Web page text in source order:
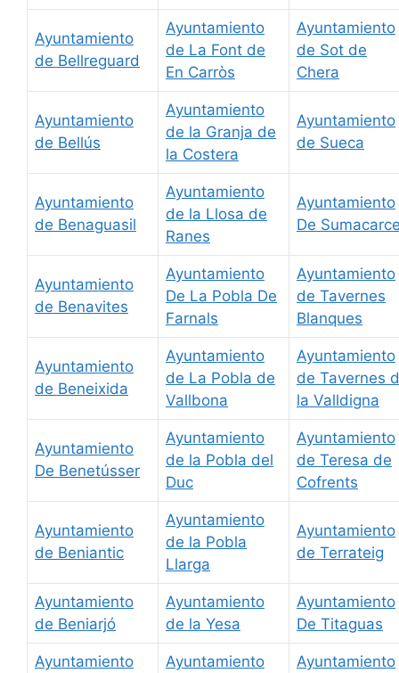
Ayuntamiento
de Bellreguard
Ayuntamiento
de La Font de
En Carròs
Ayuntamiento
de Sot de
Chera
Ayuntamiento
de Bellús
Ayuntamiento
de la Granja de
la Costera
Ayuntamiento
de Sueca
Ayuntamiento
de Benaguasil
Ayuntamiento
de la Llosa de
Ranes
Ayuntamiento
De
Ayuntamiento
de Benavites
Ayuntamiento
De La Pobla De
Farnals
Ayuntamiento
de Tavernes
Blanques
Ayuntamiento
de Beneixida
Ayuntamiento
de La Pobla de
Vallbona
Ayuntamiento
de Tavernes
la Valldigna
Ayuntamiento
De Benetússer
Ayuntamiento
de la Pobla del
Duc
Ayuntamiento
de Teresa de
Cofrents
Ayuntamiento
de Beniantic
Ayuntamiento
de la Pobla
Llarga
Ayuntamiento
de Terrateig
Ayuntamiento
de Beniarjó
Ayuntamiento
de la Yesa
Ayuntamiento
De Titaguas
Ayuntamiento
Ayuntamiento
Ayuntamiento